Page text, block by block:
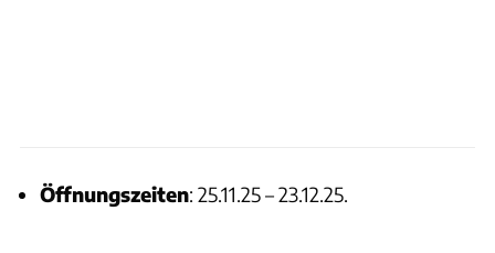
Öffnungszeiten: 25.11.25 – 23.12.25.